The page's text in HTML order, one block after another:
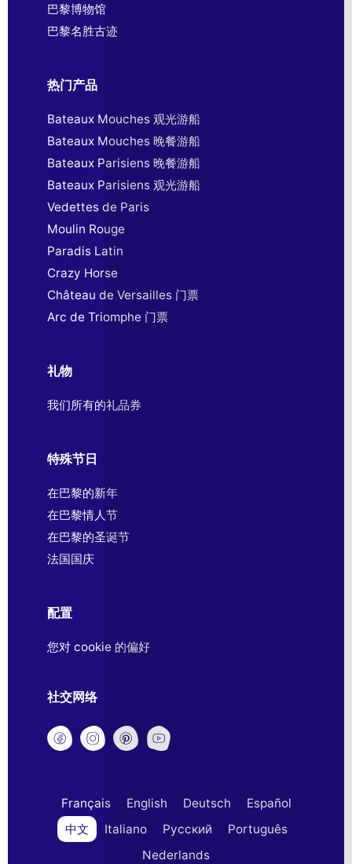
巴黎博物馆
巴黎名胜古迹
热门产品
Bateaux Mouches 观光游船
Bateaux Mouches 晚餐游船
Bateaux Parisiens 晚餐游船
Bateaux Parisiens 观光游船
Vedettes de Paris
Moulin Rouge
Paradis Latin
Crazy Horse
Château de Versailles 门票
Arc de Triomphe 门票
礼物
我们所有的礼品券
特殊节日
在巴黎的新年
在巴黎情人节
在巴黎的圣诞节
法国国庆
配置
您对 cookie 的偏好
社交网络
Français English Deutsch
Español
中文
Italiano Русский
Português
Nederlands